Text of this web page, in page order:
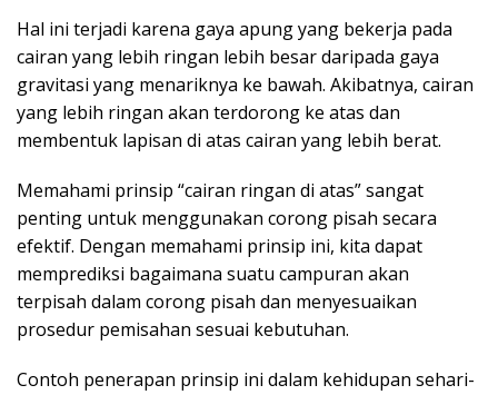
Hal ini terjadi karena gaya apung yang bekerja pada
cairan yang lebih ringan lebih besar daripada gaya
gravitasi yang menariknya ke bawah. Akibatnya, cairan
yang lebih ringan akan terdorong ke atas dan
membentuk lapisan di atas cairan yang lebih berat.
Memahami prinsip “cairan ringan di atas” sangat
penting untuk menggunakan corong pisah secara
efektif. Dengan memahami prinsip ini, kita dapat
memprediksi bagaimana suatu campuran akan
terpisah dalam corong pisah dan menyesuaikan
prosedur pemisahan sesuai kebutuhan.
Contoh penerapan prinsip ini dalam kehidupan sehari-